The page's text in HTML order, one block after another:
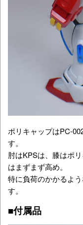
ポリキャップはPC-
す。
肘はKPSは、膝はポ
はまずまず高め。
特に負荷のかかるよ
す。
■付属品